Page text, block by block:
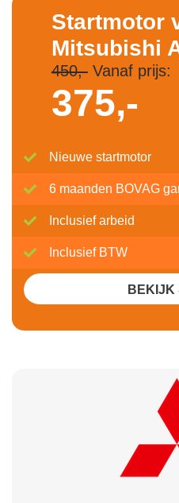
Startmotor
Mitsubishi
450,-Vanaf prijs:
375,-
Nieuwe startmotor
6 maanden BOVAG
Inclusief arbeid
Inclusief BTW
BEKIJK